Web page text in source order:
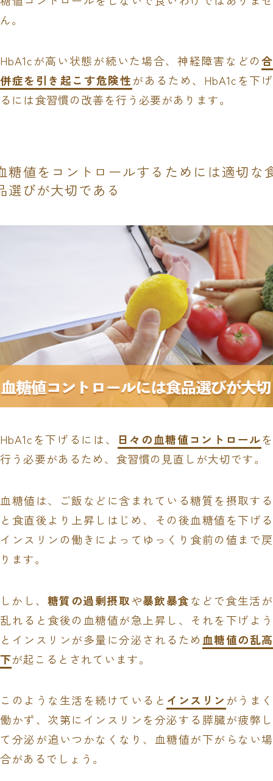
ん。
HbA1cが高い状態が続いた場合、神経障害などの合
併症を引き起こす危険性があるため、HbA1cを下げ
るには食習慣の改善を行う必要があります。
糖値をコントロールするためには適切な
選びが大切である
HbA1cを下げるには、 日々の血糖値コントロールを
行う必要があるため、食習慣の見直しが大切です。
血糖値は、ご飯などに含まれている糖質を摂取する
と食直後より上昇しはじめ、その後血糖値を下げる
インスリンの働きによってゆっくり食前の値まで戻
ります。
しかし、 糖質の過剰摂取や暴飲暴食などで食生活が
乱れると食後の血糖値が急上昇し、それを下げよう
とインスリンが多量に分泌されるため 血糖値の乱高
下が起こるとされています。
このような生活を続けていると インスリン がうまく
働かず、次第にインスリンを分泌する膵臓が疲弊し
て分泌が追いつかなくなり、血糖値が下がらない場
合があるでしょう。